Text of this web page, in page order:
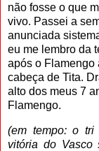
não fosse o que
vivo. Passei a
anunciada
eu me lembro da
após o Flamengo
cabeça de Tita.
alto dos meus 7
Flamengo.
(em tempo: o tri
vitória do Vasco